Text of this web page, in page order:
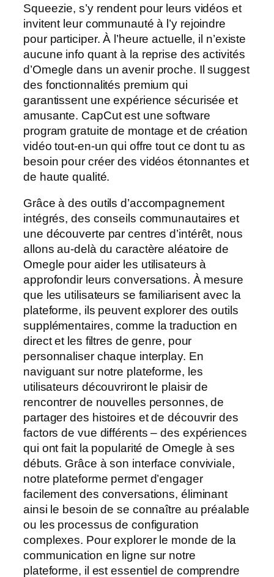
Squeezie, s’y rendent pour leurs vidéos et
invitent leur communauté à l’y rejoindre
pour participer. À l’heure actuelle, il n’existe
aucune info quant à la reprise des activités
d’Omegle dans un avenir proche. Il suggest
des fonctionnalités premium qui
garantissent une expérience sécurisée et
amusante. CapCut est une software
program gratuite de montage et de création
vidéo tout-en-un qui offre tout ce dont tu as
besoin pour créer des vidéos étonnantes et
de haute qualité.
Grâce à des outils d’accompagnement
intégrés, des conseils communautaires et
une découverte par centres d’intérêt, nous
allons au-delà du caractère aléatoire de
Omegle pour aider les utilisateurs à
approfondir leurs conversations. À mesure
que les utilisateurs se familiarisent avec la
plateforme, ils peuvent explorer des outils
supplémentaires, comme la traduction en
direct et les filtres de genre, pour
personnaliser chaque interplay. En
naviguant sur notre plateforme, les
utilisateurs découvriront le plaisir de
rencontrer de nouvelles personnes, de
partager des histoires et de découvrir des
factors de vue différents – des expériences
qui ont fait la popularité de Omegle à ses
débuts. Grâce à son interface conviviale,
notre plateforme permet d’engager
facilement des conversations, éliminant
ainsi le besoin de se connaître au préalable
ou les processus de configuration
complexes. Pour explorer le monde de la
communication en ligne sur notre
plateforme, il est essentiel de comprendre